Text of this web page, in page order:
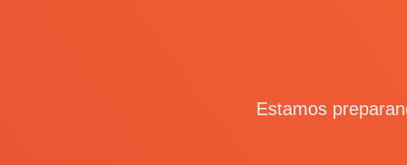
Estamos